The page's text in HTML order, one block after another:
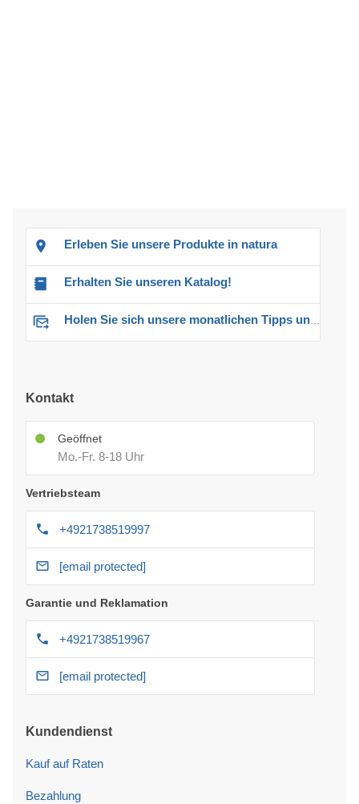
Erleben Sie unsere Produkte in natura
Erhalten Sie unseren Katalog!
Holen Sie sich unsere monatlichen Tipps und Angebote
Kontakt
Geöffnet
Mo.-Fr. 8-18 Uhr
Vertriebsteam
+4921738519997
[email protected]
Garantie und Reklamation
+4921738519967
[email protected]
Kundendienst
Kauf auf Raten
Bezahlung